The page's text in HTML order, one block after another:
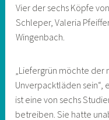
Vier der sechs Köpfe
Schleper, Valeria
Wingenbach.
„Liefergrün möchte der
Unverpacktläden sein“,
ist eine von sechs
betreiben. Sie hatte